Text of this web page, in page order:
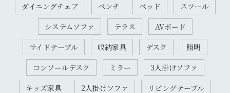
ダイニングチェア ベンチ ベッド
スツール
システムソファ
テラス
AVボード
サイドテーブル
収納家具 デスク
照明
コンソールデスク
ミラー
3人掛けソファ
キッズ家具
2人掛けソファ
リビングテーブル